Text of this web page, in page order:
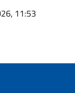
11:53